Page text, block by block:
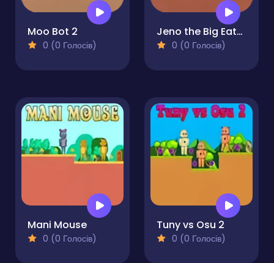
Moo Bot 2
0 (0 Голосів)
Jeno the Big Eater 2
0 (0 Голосів)
Mani Mouse
0 (0 Голосів)
Tuny vs Osu 2
0 (0 Голосів)